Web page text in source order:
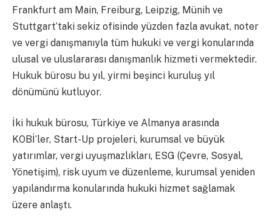
Frankfurt am Main, Freiburg, Leipzig, Münih ve
Stuttgart’taki sekiz ofisinde yüzden fazla avukat, noter
ve vergi danışmanıyla tüm hukuki ve vergi konularında
ulusal ve uluslararası danışmanlık hizmeti vermektedir.
Hukuk bürosu bu yıl, yirmi beşinci kuruluş yıl
dönümünü kutluyor.
İki hukuk bürosu, Türkiye ve Almanya arasında
KOBİ’ler, Start-Up projeleri, kurumsal ve büyük
yatırımlar, vergi uyuşmazlıkları, ESG (Çevre, Sosyal,
Yönetişim), risk uyum ve düzenleme, kurumsal yeniden
yapılandırma konularında hukuki hizmet sağlamak
üzere anlaştı.